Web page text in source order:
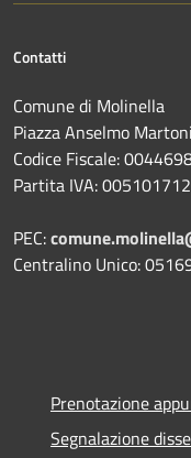
Contatti
Comune di Molinella
Piazza Anselmo
Codice Fiscale:
Partita IVA:
PEC:
Centralino Unico:
Prenotazione
Segnalazione